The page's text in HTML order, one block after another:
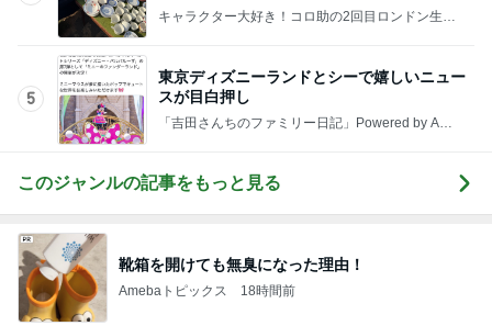
あの人を思い気づいたら買った物
Amebaトピックス 2日前
Amebaトピックス 1日前
この値段でこの成分はお買い得
Amebaトピックス 1日前